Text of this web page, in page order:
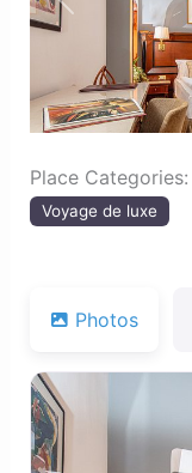
Previous
Place Categories:
Voyage de luxe
Photos